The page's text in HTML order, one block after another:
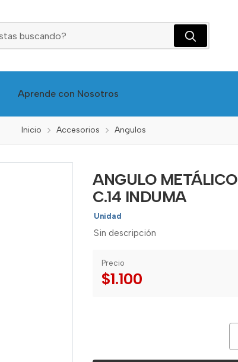
Aprende con Nosotros
Inicio Accesorios Angulos
ANGULO
C.14 INDUMA
Unidad
Sin descripción
Precio
$1.100